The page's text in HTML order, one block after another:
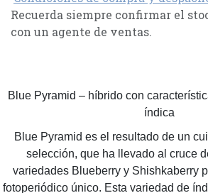
Recuerda siempre confirmar el
con un agente de ventas.
Blue Pyramid – híbrido con
índica
Blue Pyramid es el resultado de un
selección, que ha llevado al cruce
variedades Blueberry y Shishkaberry
fotoperiódico único. Esta variedad de